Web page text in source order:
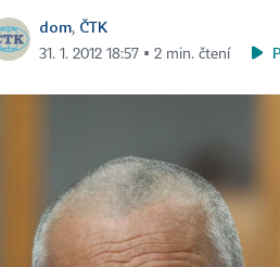
dom, ČTK
31. 1. 2012 18:57 ▪ 2 min. čtení